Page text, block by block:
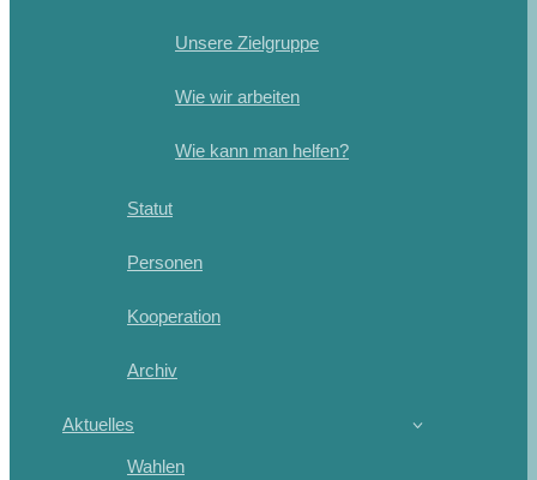
Unsere Zielgruppe
Wie wir arbeiten
Wie kann man helfen?
Statut
Personen
Kooperation
Archiv
Aktuelles
Wahlen